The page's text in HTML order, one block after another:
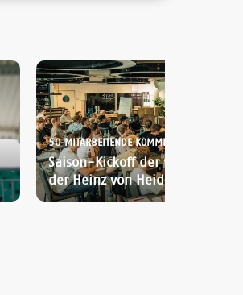
50 MITARBEITENDE KOMMEN ZUSAMMEN:
Saison-Kickoff der 96-
der Heinz von Heiden Arena